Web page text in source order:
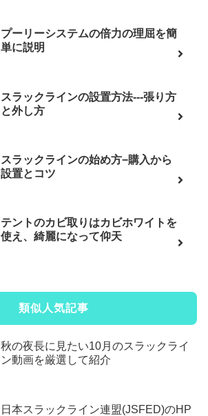
プーリーシステムの倍力の理屈を簡
単に説明
スラックラインの設置方法---張り方
と外し方
スラックラインの始め方−購入から
設置とコツ
テントのカビ取りはカビホワイトを
使え、綺麗になって仰天
類似人気記事
秋の夜長に見たい10月のスラックライ
ン動画を厳選して紹介
日本スラックライン連盟(JSFED)のHP